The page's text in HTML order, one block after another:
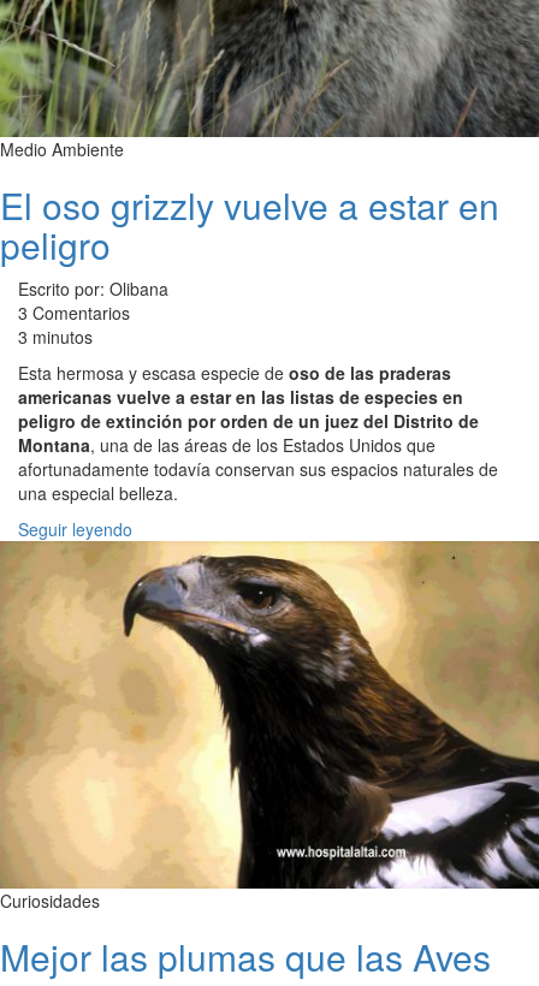
Medio Ambiente
El oso grizzly vuelve a estar en
peligro
Escrito por: Olibana
3 Comentarios
3 minutos
Esta hermosa y escasa especie de oso de las praderas
americanas vuelve a estar en las listas de especies en
peligro de extinción por orden de un juez del Distrito de
Montana, una de las áreas de los Estados Unidos que
afortunadamente todavía conservan sus espacios naturales de
una especial belleza.
Seguir leyendo
Curiosidades
Mejor las plumas que las Aves